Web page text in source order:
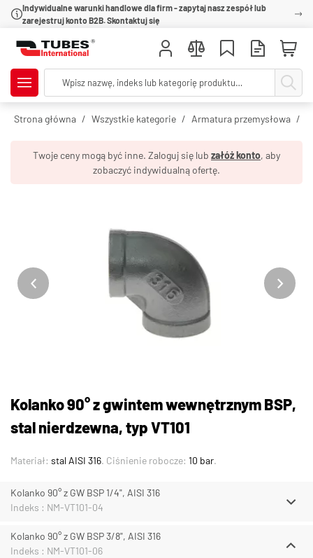
Indywidualne warunki handlowe dla firm - zapytaj nasz zespół lub
zarejestruj konto B2B. Skontaktuj się
Strona główna Wszystkie kategorie Armatura przemysłowa
Twoje ceny mogą być inne. Zaloguj się lub załóż konto, aby
zobaczyć indywidualną ofertę.
Kolanko 90° z gwintem wewnętrznym BSP,
stal nierdzewna, typ VT101
Materiał: stal AISI 316. Ciśnienie robocze: 10 bar.
Kolanko 90° z GW BSP 1/4", AISI 316
Indeks : NM-VT101-04
Kolanko 90° z GW BSP 3/8", AISI 316
Indeks : NM-VT101-06